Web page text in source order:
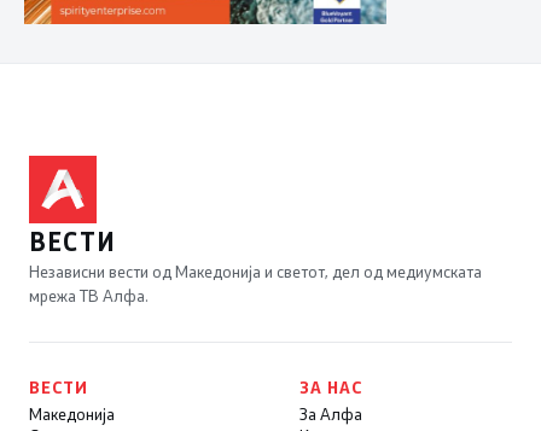
ВЕСТИ
Независни вести од Македонија и светот, дел од медиумската
мрежа ТВ Алфа.
ВЕСТИ
Македонија
ЗА НАС
За Алфа